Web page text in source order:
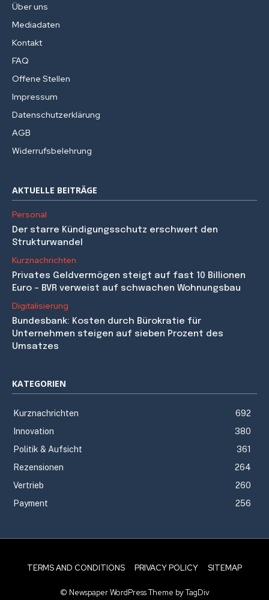
Über uns
Mediadaten
Kontakt
FAQ
Offene Stellen
Impressum
Datenschutzerklärung
AGB
Widerrufsbelehrung
AKTUELLE BEITRÄGE
Personal
Der starre Kündigungsschutz erschwert den
Strukturwandel
Kurznachrichten
Privates Geldvermögen steigt auf fast 10 Billionen
Euro – BVR verweist auf schwachen Wohnungsbau
Digitalisierung
Bundesbank: Kosten durch Bürokratie für
Unternehmen steigen auf sieben Prozent des
Umsatzes
KATEGORIEN
Kurznachrichten
692
Innovation
380
Politik & Aufsicht
361
Rezensionen
264
Vertrieb
260
Payment
256
TERMS AND CONDITIONS PRIVACY POLICY SITEMAP
© Newspaper WordPress Theme by TagDiv